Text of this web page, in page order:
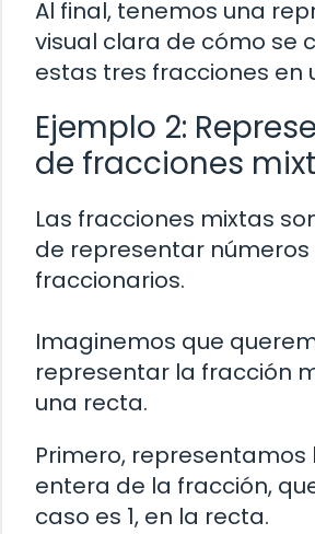
Al final, tenemos una
visual clara de cómo se
estas tres fracciones en
Ejemplo 2:
de fracciones
Las fracciones mixtas
de representar números
fraccionarios.
Imaginemos que
representar la fracción
una recta.
Primero,
entera de la fracción,
caso es 1, en la recta.